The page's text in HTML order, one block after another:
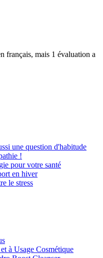
français, mais 1 évaluation a
une question d'habitude
!
pour votre santé
en hiver
le stress
à Usage Cosmétique